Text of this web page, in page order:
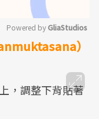
Mute
Powered by GliaStudios
）
，調整下背貼著